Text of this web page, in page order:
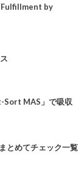
Fulfillment by
Sort MAS」で吸収
とめてチェック一覧